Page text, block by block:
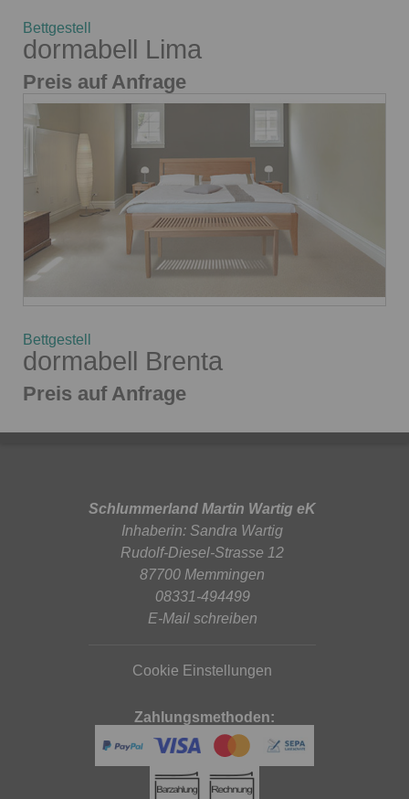
Bettgestell
dormabell Lima
Preis auf Anfrage
Bettgestell
dormabell Brenta
Preis auf Anfrage
Schlummerland Martin Wartig eK
Inhaberin: Sandra Wartig
Rudolf-Diesel-Strasse 12
87700 Memmingen
08331-494499
E-Mail schreiben
Cookie Einstellungen
Zahlungsmethoden: